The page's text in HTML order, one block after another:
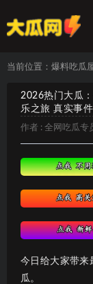
当前位置： 爆料吃瓜
2026热门大瓜
乐之旅 真实事
作者 : 全网吃瓜专
今日给大家带来
瓜。